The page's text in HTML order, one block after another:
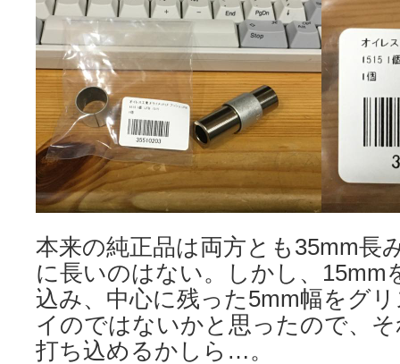
本来の純正品は両方とも35mm長
に長いのはない。しかし、15mm
込み、中心に残った5mm幅をグ
イのではないかと思ったので、
打ち込めるかしら…。